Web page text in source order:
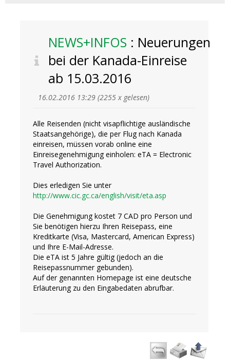
NEWS+INFOS : Neuerungen
bei der Kanada-Einreise
ab 15.03.2016
16.02.2016 13:29(2255 x gelesen)
Alle Reisenden (nicht visapflichtige ausländische
Staatsangehörige), die per Flug nach Kanada
einreisen, müssen vorab online eine
Einreisegenehmigung einholen: eTA = Electronic
Travel Authorization.
Dies erledigen Sie unter
http://www.cic.gc.ca/english/visit/eta.asp
Die Genehmigung kostet 7 CAD pro Person und
Sie benötigen hierzu Ihren Reisepass, eine
Kreditkarte (Visa, Mastercard, American Express)
und Ihre E-Mail-Adresse.
Die eTA ist 5 Jahre gültig (jedoch an die
Reisepassnummer gebunden).
Auf der genannten Homepage ist eine deutsche
Erläuterung zu den Eingabedaten abrufbar.